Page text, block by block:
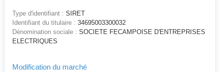
Type d'identifiant : SIRET
Identifiant du titulaire : 34695003300032
Dénomination sociale : SOCIETE FECAMPOISE D'ENTREPRISES
ELECTRIQUES
Modification du marché